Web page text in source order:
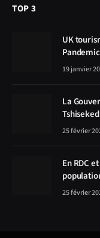
TOP 3
UK
19 janvier
La
25 février
En RDC
de la
25 février